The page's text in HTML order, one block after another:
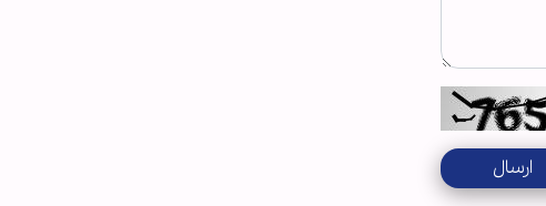
ارسال